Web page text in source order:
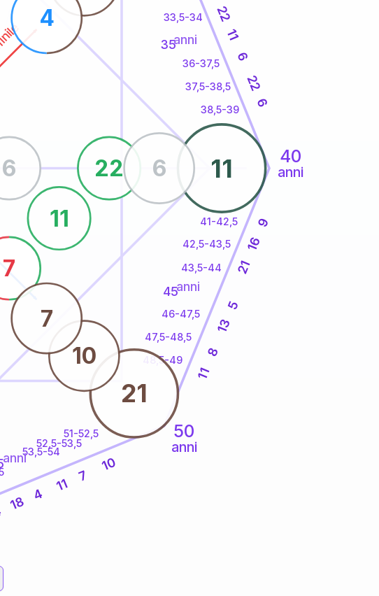
40
anni
50
anni
33,5-34
36-37,5
37,5-38,5
38,5-39
41-42,5
42,5-43,5
43,5-44
46-47,5
47,5-48,5
48,5-49
51-52,5
52,5-53,5
53,5-54
22
11
6
22
6
9
16
21
5
13
8
11
10
7
11
4
18
11
21
7
11
22 6
6
4
10
7
35anni
45anni
anni